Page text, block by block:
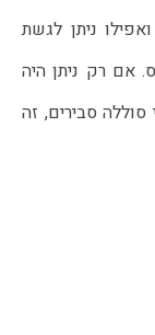
כל מדד אפשרי, המסך שלו צבעוני ומואר ואפילו ניתן לגשת